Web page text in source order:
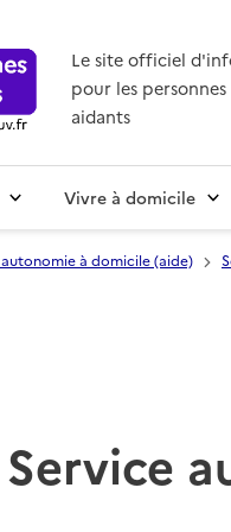
Le site officiel
pour les personnes
aidants
Vivre à domicile
autonomie à domicile (aide)
Service